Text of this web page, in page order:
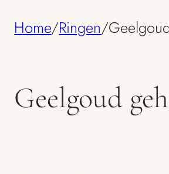
Home/Ringen/
Geelgoud